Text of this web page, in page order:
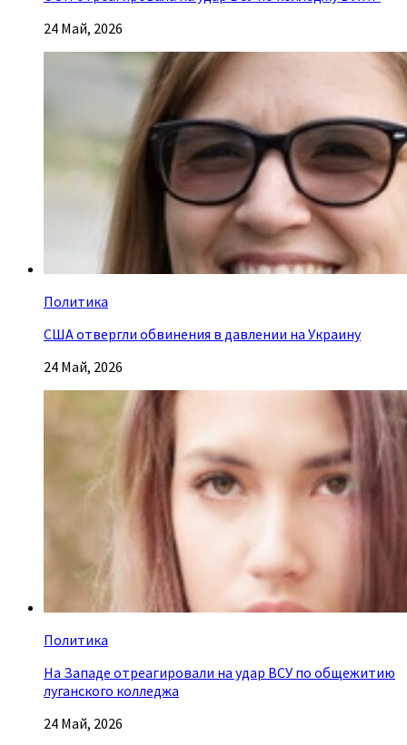
24 Май, 2026
Политика
США отвергли обвинения в давлении на Украину
24 Май, 2026
Политика
На Западе отреагировали на удар ВСУ по общежитию
луганского колледжа
24 Май, 2026